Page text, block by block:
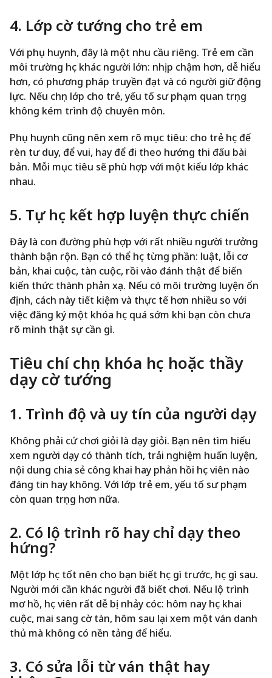
4. Lớp cờ tướng cho trẻ em
Với phụ huynh, đây là một nhu cầu riêng. Trẻ em cần
môi trường học khác người lớn: nhịp chậm hơn, dễ hiểu
hơn, có phương pháp truyền đạt và có người giữ động
lực. Nếu chọn lớp cho trẻ, yếu tố sư phạm quan trọng
không kém trình độ chuyên môn.
Phụ huynh cũng nên xem rõ mục tiêu: cho trẻ học để
rèn tư duy, để vui, hay để đi theo hướng thi đấu bài
bản. Mỗi mục tiêu sẽ phù hợp với một kiểu lớp khác
nhau.
5. Tự học kết hợp luyện thực chiến
Đây là con đường phù hợp với rất nhiều người trưởng
thành bận rộn. Bạn có thể học từng phần: luật, lỗi cơ
bản, khai cuộc, tàn cuộc, rồi vào đánh thật để biến
kiến thức thành phản xạ. Nếu có môi trường luyện ổn
định, cách này tiết kiệm và thực tế hơn nhiều so với
việc đăng ký một khóa học quá sớm khi bạn còn chưa
rõ mình thật sự cần gì.
Tiêu chí chọn khóa học hoặc thầy
dạy cờ tướng
1. Trình độ và uy tín của người dạy
Không phải cứ chơi giỏi là dạy giỏi. Bạn nên tìm hiểu
xem người dạy có thành tích, trải nghiệm huấn luyện,
nội dung chia sẻ công khai hay phản hồi học viên nào
đáng tin hay không. Với lớp trẻ em, yếu tố sư phạm
còn quan trọng hơn nữa.
2. Có lộ trình rõ hay chỉ dạy theo
hứng?
Một lớp học tốt nên cho bạn biết học gì trước, học gì sau.
Người mới cần khác người đã biết chơi. Nếu lộ trình
mơ hồ, học viên rất dễ bị nhảy cóc: hôm nay học khai
cuộc, mai sang cờ tàn, hôm sau lại xem một ván danh
thủ mà không có nền tảng để hiểu.
3. Có sửa lỗi từ ván thật hay